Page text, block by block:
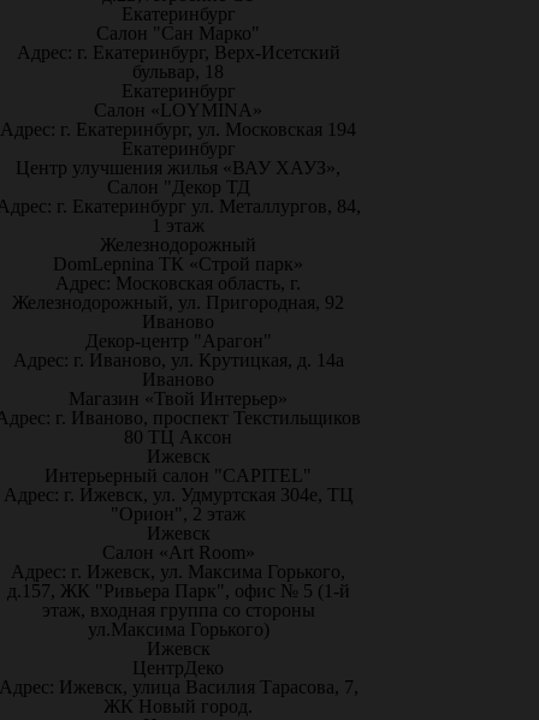
Екатеринбург
Салон "Сан Марко"
Адрес: г. Екатеринбург, Верх-Исетский
бульвар, 18
Екатеринбург
Салон «LOYMINA»
Адрес: г. Екатеринбург, ул. Московская 194
Екатеринбург
Центр улучшения жилья «ВАУ ХАУЗ»,
Салон "Декор ТД
г. Екатеринбург ул. Металлургов, 84,
1 этаж
Железнодорожный
DomLepnina ТК «Строй парк»
Адрес: Московская область, г.
Железнодорожный, ул. Пригородная, 92
Иваново
Декор-центр "Арагон"
Адрес: г. Иваново, ул. Крутицкая, д. 14а
Иваново
Магазин «Твой Интерьер»
г. Иваново, проспект Текстильщиков
80 ТЦ Аксон
Ижевск
Интерьерный салон "CAPITEL"
Адрес: г. Ижевск, ул. Удмуртская 304е, ТЦ
"Орион", 2 этаж
Ижевск
Салон «Art Room»
Адрес: г. Ижевск, ул. Максима Горького,
д.157, ЖК "Ривьера Парк", офис № 5 (1-й
этаж, входная группа со стороны
ул.Максима Горького)
Ижевск
ЦентрДеко
Ижевск, улица Василия Тарасова, 7,
ЖК Новый город.